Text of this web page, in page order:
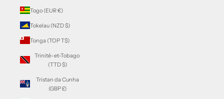
Togo (EUR €)
Tokelau (NZD $)
Tonga (TOP T$)
Trinité-et-Tobago
(TTD $)
Tristan da Cunha
(GBP £)